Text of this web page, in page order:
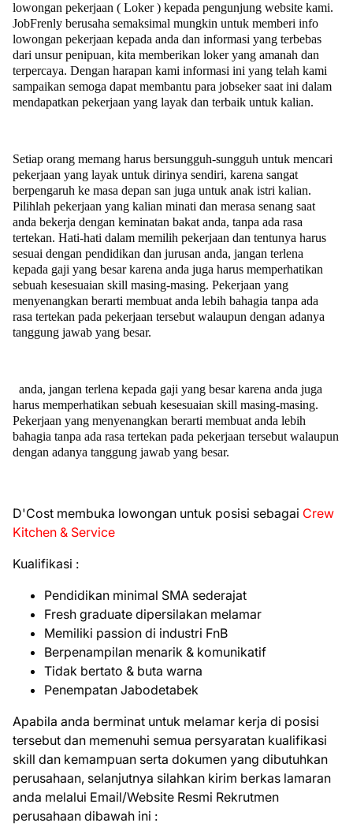
lowongan pekerjaan ( Loker ) kepada pengunjung website kami.
JobFrenly berusaha semaksimal mungkin untuk memberi info
lowongan pekerjaan kepada anda dan informasi yang terbebas
dari unsur penipuan, kita memberikan loker yang amanah dan
terpercaya. Dengan harapan kami informasi ini yang telah kami
sampaikan semoga dapat membantu para jobseker saat ini dalam
mendapatkan pekerjaan yang layak dan terbaik untuk kalian.
Setiap orang memang harus bersungguh-sungguh untuk mencari
pekerjaan yang layak untuk dirinya sendiri, karena sangat
berpengaruh ke masa depan san juga untuk anak istri kalian.
Pilihlah pekerjaan yang kalian minati dan merasa senang saat
anda bekerja dengan keminatan bakat anda, tanpa ada rasa
tertekan. Hati-hati dalam memilih pekerjaan dan tentunya harus
sesuai dengan pendidikan dan jurusan anda, jangan terlena
kepada gaji yang besar karena anda juga harus memperhatikan
sebuah kesesuaian skill masing-masing. Pekerjaan yang
menyenangkan berarti membuat anda lebih bahagia tanpa ada
rasa tertekan pada pekerjaan tersebut walaupun dengan adanya
tanggung jawab yang besar.
anda, jangan terlena kepada gaji yang besar karena anda juga
harus memperhatikan sebuah kesesuaian skill masing-masing.
Pekerjaan yang menyenangkan berarti membuat anda lebih
bahagia tanpa ada rasa tertekan pada pekerjaan tersebut walaupun
dengan adanya tanggung jawab yang besar.
D'Cost membuka lowongan untuk posisi sebagai Crew
Kitchen & Service
Kualifikasi :
Pendidikan minimal SMA sederajat
Fresh graduate dipersilakan melamar
Memiliki passion di industri FnB
Berpenampilan menarik & komunikatif
Tidak bertato & buta warna
Penempatan Jabodetabek
Apabila anda berminat untuk melamar kerja di posisi
tersebut dan memenuhi semua persyaratan kualifikasi
skill dan kemampuan serta dokumen yang dibutuhkan
perusahaan, selanjutnya silahkan kirim berkas lamaran
anda melalui Email/Website Resmi Rekrutmen
perusahaan dibawah ini :